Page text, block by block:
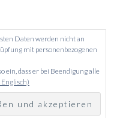
WORDPRESS
.
Daten werden nicht an
mit personenbezogenen
ein, dass er bei Beendigung alle